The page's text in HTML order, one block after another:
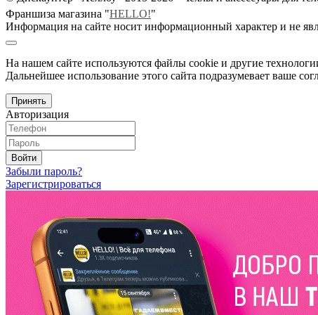
Франшиза магазина "HELLO!"
Информация на сайте носит информационный характер и не
На нашем сайте используются файлы cookie и другие
Дальнейшее использование этого сайта подразумевает ваше
Принять
Авторизация
Войти
Забыли пароль?
Зарегистрироваться